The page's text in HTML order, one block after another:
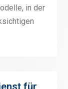
in der
für